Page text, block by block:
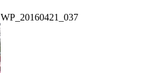
WP_20160421_037